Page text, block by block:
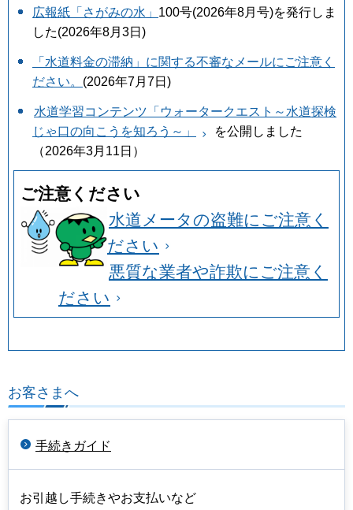
広報紙「さがみの水」 100号(2026年8月号)を発行しま
した(2026年8月3日)
「水道料金の滞納」に関する不審なメールにご注意く
ださい。 (2026年7⽉7⽇)
水道学習コンテンツ「ウォータークエスト～水道探検
じゃ口の向こうを知ろう～」
を公開しました
（2026年3月11日）
ご注意ください
水道メータの盗難にご注意く
ださい
悪質な業者や詐欺にご注意く
ださい
お客さまへ
手続きガイド
お引越し手続きやお支払いなど